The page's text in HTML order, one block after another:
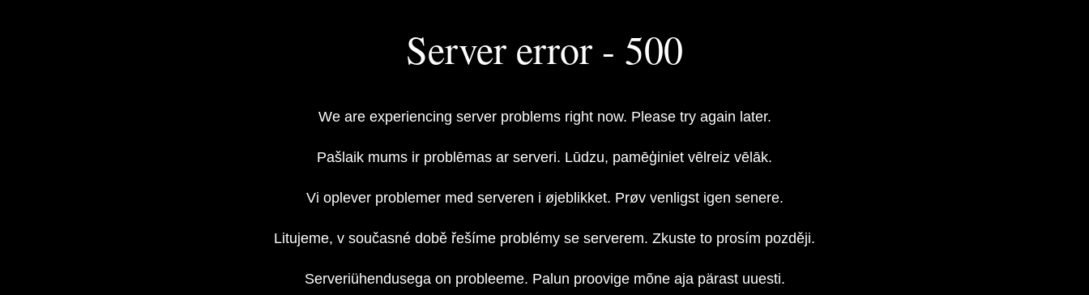
Server error - 500
We are experiencing server problems right now. Please try again later.
Pašlaik mums ir problēmas ar serveri. Lūdzu, pamēģiniet vēlreiz vēlāk.
Vi oplever problemer med serveren i øjeblikket. Prøv venligst igen senere.
Litujeme, v současné době řešíme problémy se serverem. Zkuste to prosím později.
Serveriühendusega on probleeme. Palun proovige mõne aja pärast uuesti.